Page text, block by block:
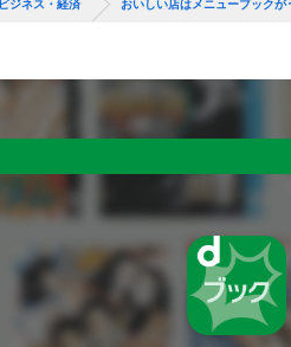
ビジネス・経済 おいしい店はメニューブックが